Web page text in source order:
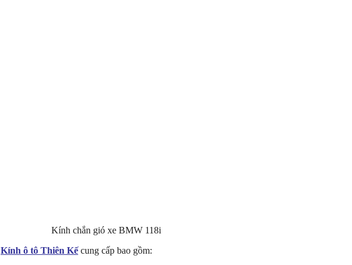
Kính chắn gió xe BMW 118i
Kính ô tô Thiên Kếcung cấp bao gồm: